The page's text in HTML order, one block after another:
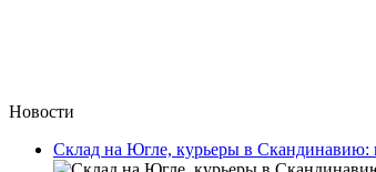
Новости
Склад на Югле, курьеры в Скандинавию: